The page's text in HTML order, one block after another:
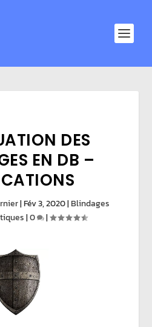
DES
EN DB –
|Fév 3, 2020|Blindages
|0 |